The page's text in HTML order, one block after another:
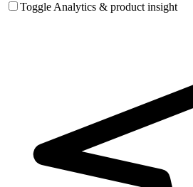
Toggle Analytics & product insight